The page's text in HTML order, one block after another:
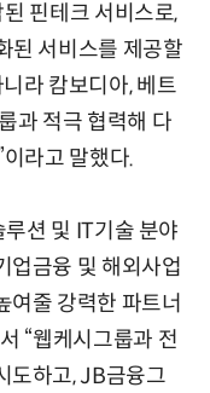
핀테크 서비스로,
된 서비스를 제공할
라 캄보디아, 베트
과 적극 협력해 다
라고 말했다.
션 및 IT기술 분야
업금융 및 해외사업
여줄 강력한 파트너
“웹케시그룹과 전
도하고, JB금융그